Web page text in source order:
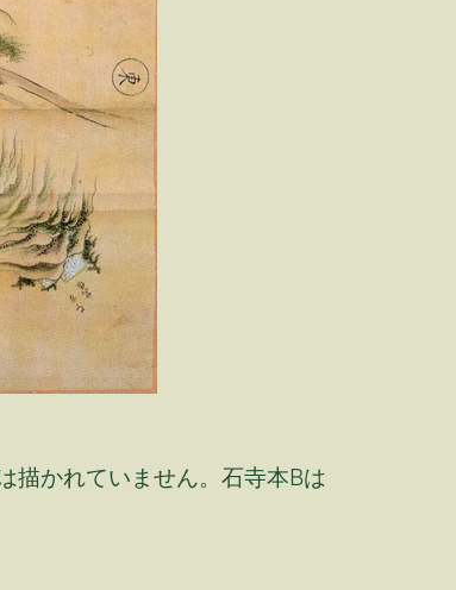
描かれていません。石寺本Bは